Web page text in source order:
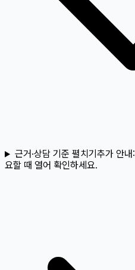
근거·상담 기준 펼치기 추가 안내:
요할 때 열어 확인하세요.